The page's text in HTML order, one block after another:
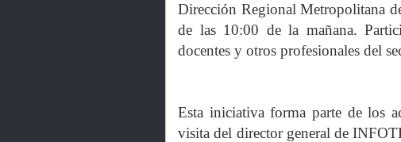
Dirección Regional Metropolitana
de las 10:00 de la mañana.
docentes y otros profesionales del
Esta iniciativa forma parte de los
visita del director general de